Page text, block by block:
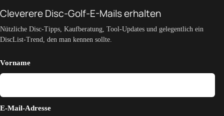
Cleverere Disc-Golf-E-Mails erhalten
Nützliche Disc-Tipps, Kaufberatung, Tool-Updates und gelegentlich ein
DiscList-Trend, den man kennen sollte.
Vorname
E-Mail-Adresse